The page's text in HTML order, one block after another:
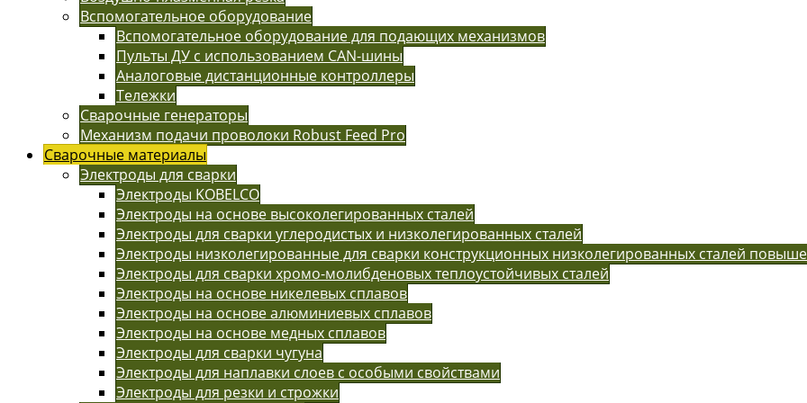
Вспомогательное оборудование
Вспомогательное оборудование для подающих механизмов
Пульты ДУ с использованием CAN-шины
Аналоговые дистанционные контроллеры
Тележки
Сварочные генераторы
Механизм подачи проволоки Robust Feed Pro
Сварочные материалы
Электроды для сварки
Электроды KOBELCO
Электроды на основе высоколегированных сталей
Электроды для сварки углеродистых и низколегированных сталей
Электроды низколегированные для сварки конструкционных низколегированных сталей
Электроды для сварки хромо-молибденовых теплоустойчивых сталей
Электроды на основе никелевых сплавов
Электроды на основе алюминиевых сплавов
Электроды на основе медных сплавов
Электроды для сварки чугуна
Электроды для наплавки слоев с особыми свойствами
Электроды для резки и строжки